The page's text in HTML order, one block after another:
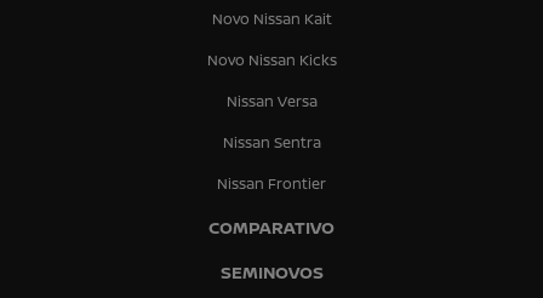
Novo Nissan Kait
Novo Nissan Kicks
Nissan Versa
Nissan Sentra
Nissan Frontier
COMPARATIVO
SEMINOVOS